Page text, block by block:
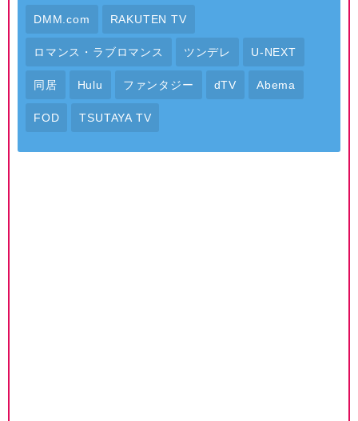
DMM.com RAKUTEN TV
ロマンス・ラブロマンス ツンデレ U-NEXT
同居 Hulu ファンタジー dTV Abema
FOD TSUTAYA TV